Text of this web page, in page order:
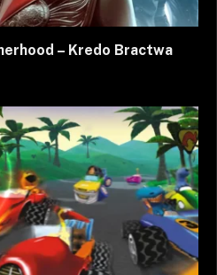
– Kredo Bractwa